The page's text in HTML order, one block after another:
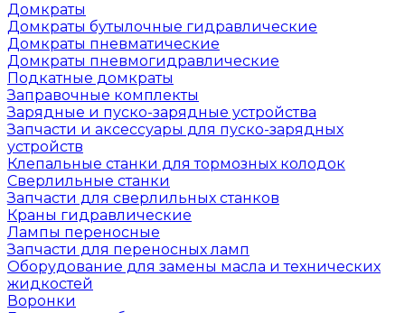
Домкраты
Домкраты бутылочные гидравлические
Домкраты пневматические
Домкраты пневмогидравлические
Подкатные домкраты
Заправочные комплекты
Зарядные и пуско-зарядные устройства
Запчасти и аксессуары для пуско-зарядных
устройств
Клепальные станки для тормозных колодок
Сверлильные станки
Запчасти для сверлильных станков
Краны гидравлические
Лампы переносные
Запчасти для переносных ламп
Оборудование для замены масла и технических
жидкостей
Воронки